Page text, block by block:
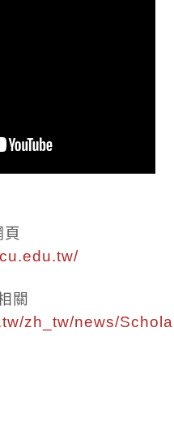
關
zh_tw/news/